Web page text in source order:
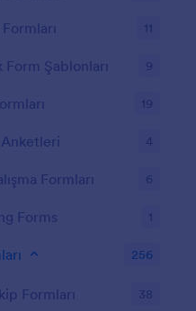
11
Şablonları 9
19
Anketleri 4
Formları 6
Forms 1
256
Formları 38